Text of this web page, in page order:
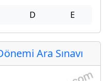
D E
Ara Sınavı